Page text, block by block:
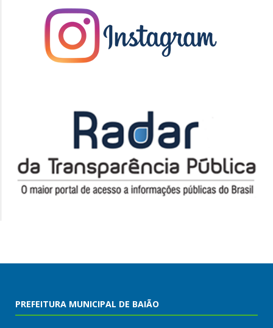
PREFEITURA MUNICIPAL DE BAIÃO